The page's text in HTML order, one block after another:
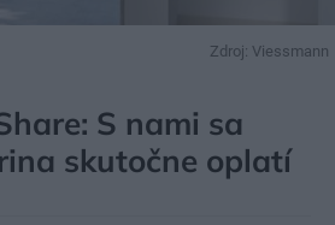
Zdroj: Viessmann
S nami sa
skutočne oplatí